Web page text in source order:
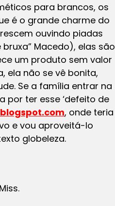
para brancos, os
é o grande charme do
ouvindo piadas
Macedo), elas são
um produto sem valor
ela não se vê bonita,
Se a família entrar na
ter esse ‘defeito de
, onde teria
e vou aproveitá-lo
globeleza.